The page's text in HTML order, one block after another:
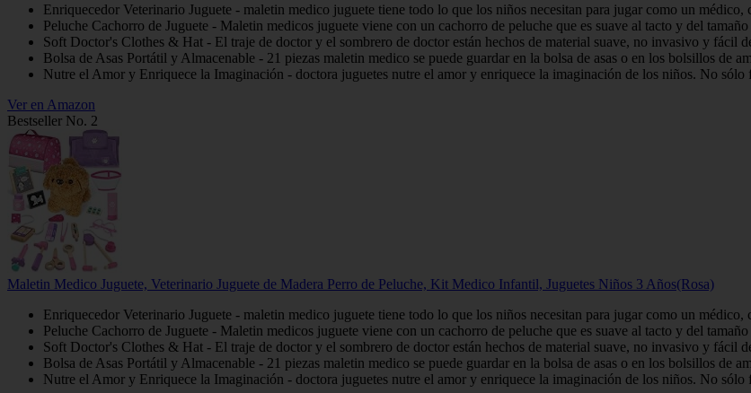
Enriquecedor Veterinario Juguete - maletin medico juguete tiene todo lo que los niños necesitan para jugar como un
Peluche Cachorro de Juguete - Maletin medicos juguete viene con un cachorro de peluche que es suave al tacto y del
Soft Doctor's Clothes & Hat - El traje de doctor y el sombrero de doctor están hechos de material suave, no invasivo y fácil
Bolsa de Asas Portátil y Almacenable - 21 piezas maletin medico se puede guardar en la bolsa de asas o en los bolsillos de
Nutre el Amor y Enriquece la Imaginación - doctora juguetes nutre el amor y enriquece la imaginación de los niños. No
Ver en Amazon
Bestseller No. 2
Maletin Medico Juguete, Veterinario Juguete de Madera Perro de Peluche, Kit Medico Infantil, Juguetes Niños 3 Años(Rosa)
Enriquecedor Veterinario Juguete - maletin medico juguete tiene todo lo que los niños necesitan para jugar como un
Peluche Cachorro de Juguete - Maletin medicos juguete viene con un cachorro de peluche que es suave al tacto y del
Soft Doctor's Clothes & Hat - El traje de doctor y el sombrero de doctor están hechos de material suave, no invasivo y fácil
Bolsa de Asas Portátil y Almacenable - 21 piezas maletin medico se puede guardar en la bolsa de asas o en los bolsillos de
Nutre el Amor y Enriquece la Imaginación - doctora juguetes nutre el amor y enriquece la imaginación de los niños. No